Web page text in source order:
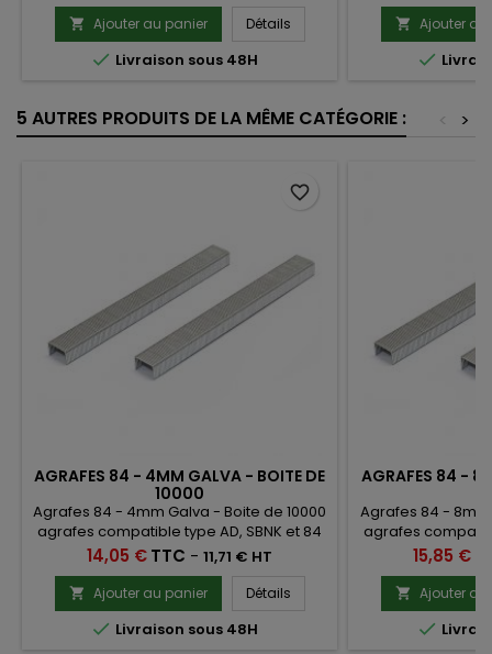
 Ajouter au panier Détails
 Livraison sous 48H
 Ajouter au

5 AUTRES PRODUITS DE LA MÊME CATÉGORIE : >
<
AGRAFES 84 - 4MM GALVA - BOITE DE
10000
Agrafes 84 - 4mm Galva - Boite de 10000
agrafes compatible type AD, SBNK et 84
Prix
14,05 €TTC - 11,71 € HT
 Ajouter au panier Détails
 Livraison sous 48H
favorite_border
AGRAFES 84 -
Agrafes 84 - 8mm
agrafes
Prix
15,85 €
 Ajouter au
